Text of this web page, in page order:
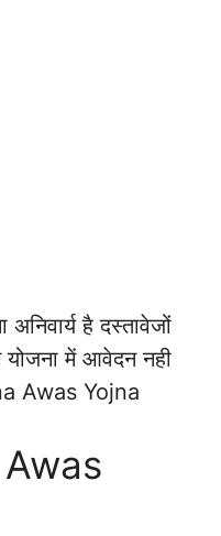
है दस्तावेजों
योजना में आवेदन नही
Awas Yojna